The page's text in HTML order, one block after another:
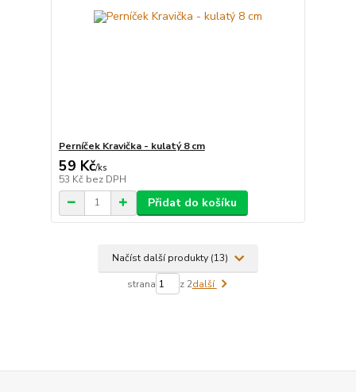
Perníček Kravička - kulatý 8 cm
59 Kč/ks
53 Kč bez DPH
Přidat do košíku
Načíst další produkty (13)
strana z 2další